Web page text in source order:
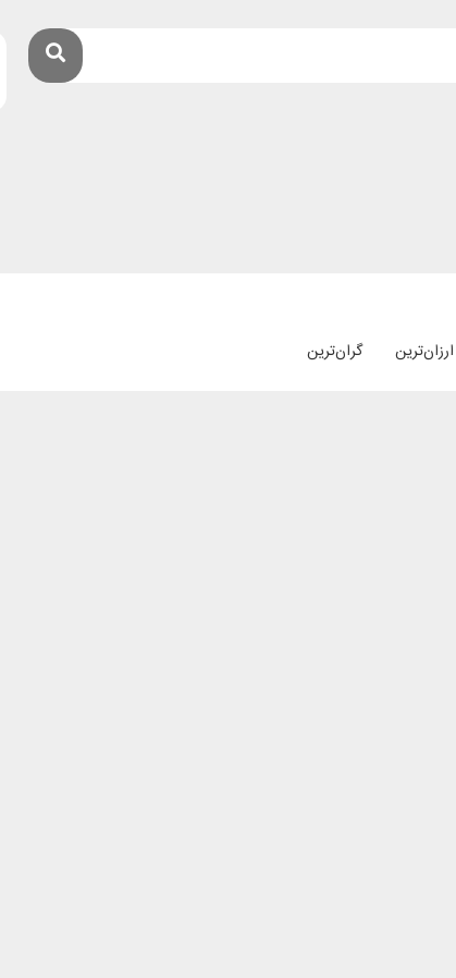
ارزان‌ترین گران‌ترین